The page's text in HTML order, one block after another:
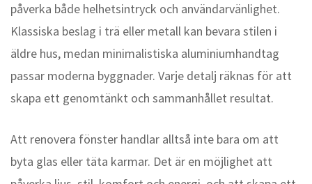
påverka både helhetsintryck och användarvänlighet.
Klassiska beslag i trä eller metall kan bevara stilen i
äldre hus, medan minimalistiska aluminiumhandtag
passar moderna byggnader. Varje detalj räknas för att
skapa ett genomtänkt och sammanhållet resultat.
Att renovera fönster handlar alltså inte bara om att
byta glas eller täta karmar. Det är en möjlighet att